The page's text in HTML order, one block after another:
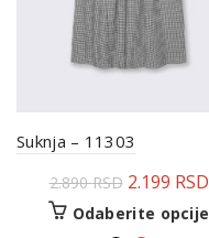
Suknja – 11303
2.890RSD 2.199 RSD
Odaberite opcije